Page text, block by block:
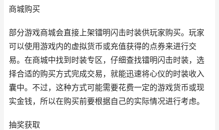
商城购买
部分游戏商城会直接上架镭明闪击时装供玩家购买。玩家
可以使用游戏内的虚拟货币或充值获得的点券来进行交
易。在商城中找到时装专区，仔细查找镭明闪击时装，选
择合适的购买方式完成交易，就能迅速将心仪的时装收入
囊中。不过，这种方式可能需要花费一定的游戏货币或现
实金钱，所以在购买前要根据自己的实际情况进行考虑。
抽奖获取